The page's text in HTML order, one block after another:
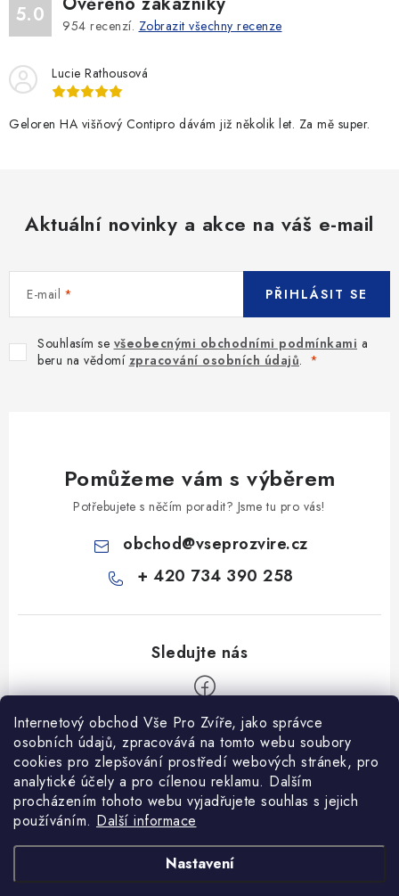
Internetový obchod Vše Pro Zvíře, jako správce
osobních údajů, zpracovává na tomto webu soubory
cookies pro zlepšování prostředí webových stránek, pro
analytické účely a pro cílenou reklamu. Dalším
procházením tohoto webu vyjadřujete souhlas s jejich
používáním. Další informace
Nastavení
5.0 954 recenzí. Zobrazit všechny recenze
Lucie Rathousová
Geloren HA višňový Contipro dávám již několik let. Za mě super.
Aktuální novinky a akce na váš e-mail
E-mail
Souhlasím se všeobecnými obchodními podmínkami a
beru na vědomí zpracování osobních údajů.
PŘIHLÁSIT SE
Pomůžeme vám s výběrem
Potřebujete s něčím poradit? Jsme tu pro vás!
obchod@vseprozvire.cz
+ 420 734 390 258
Informace pro Vás
Ceník dopravy
Kontakty
Obchodní podmínky
Heuréka recenze